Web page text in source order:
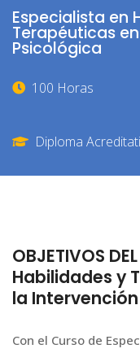
Especialista en
Terapéuticas
Psicológica
100 Horas
Diploma
OBJETIVOS
Habilidades y
la
Con el Curso de